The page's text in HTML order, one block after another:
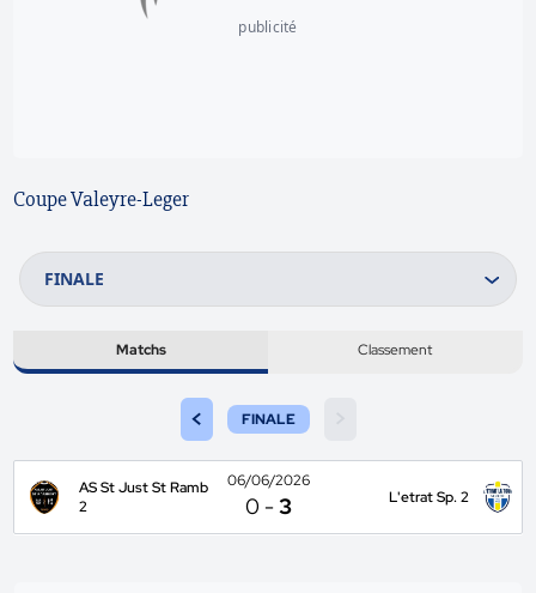
publicité
Coupe Valeyre-Leger
Matchs Classement
< FINALE
AS St Just St Ramb
2
06/06/2026
0 -3 L'etrat Sp. 2